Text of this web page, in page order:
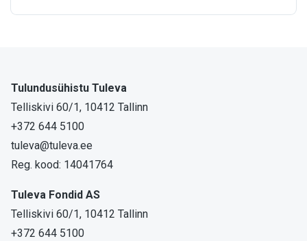
Tulundusühistu Tuleva
Telliskivi 60/1, 10412 Tallinn
+372 644 5100
tuleva@tuleva.ee
Reg. kood: 14041764
Tuleva Fondid AS
Telliskivi 60/1, 10412 Tallinn
+372 644 5100